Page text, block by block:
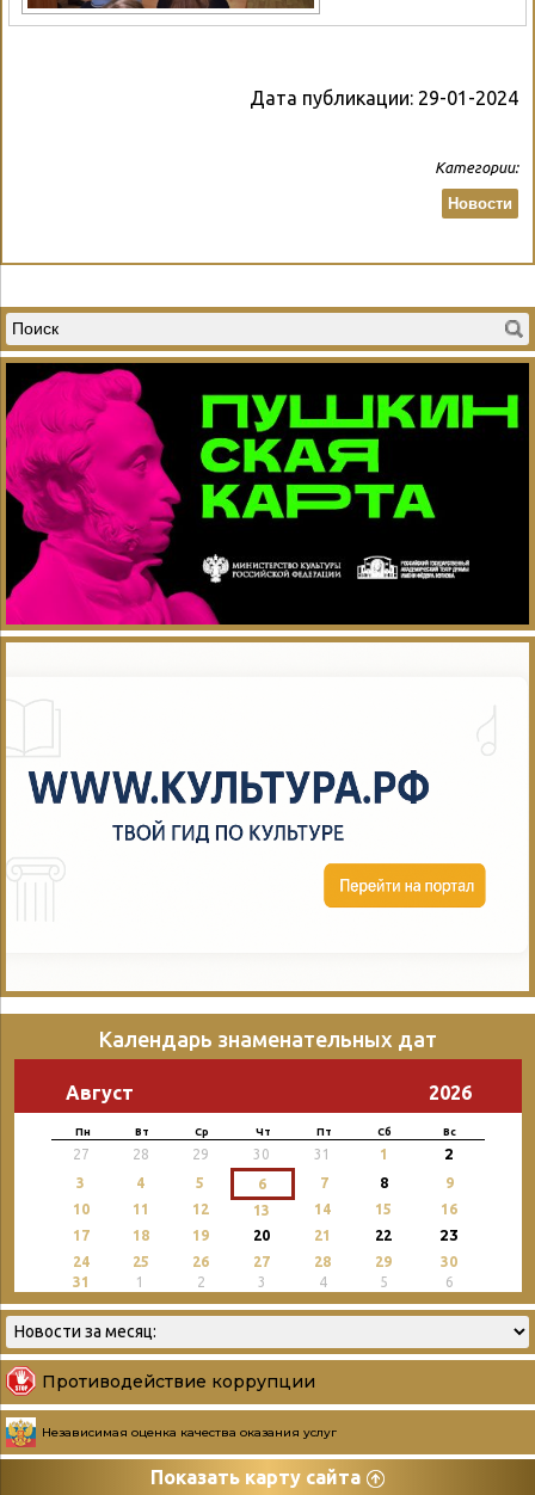
Дата публикации: 29-01-2024
Категории:
Новости
Календарь знаменательных дат
Август 2026
Пн Вт Ср Чт Пт Сб Вс
27 28 29 30 31 1 2
3 4 5 6 7 8
9
10
11 12 13 14 15
16
17
18 19 20 21 22 23
24 25 26 27 28 29
30
31
1 2 3 4 5 6
Противодействие коррупции
Независимая оценка качества оказания услуг
Показать карту сайта